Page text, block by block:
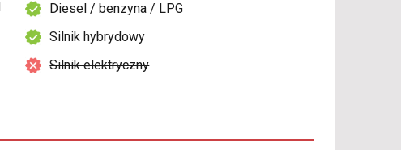
Diesel / benzyna / LPG
Silnik hybrydowy
Silnik elektryczny